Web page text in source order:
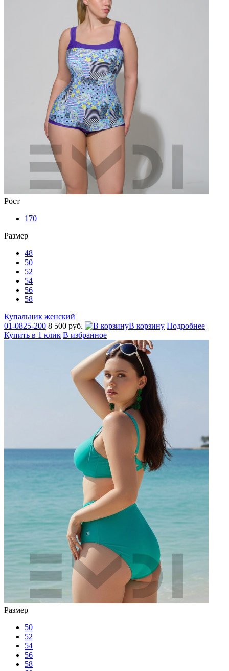
Рост
170
Размер
48
50
52
54
56
58
Купальник женский
01-0825-200 8 500 руб. В корзину Подробнее
Купить в 1 клик В избранное
Размер
50
52
54
56
58